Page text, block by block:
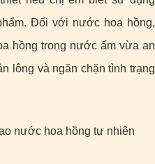
Đối với nước hoa hồng,
hồng trong nước ấm vừa an
lông và ngăn chặn tình trạng